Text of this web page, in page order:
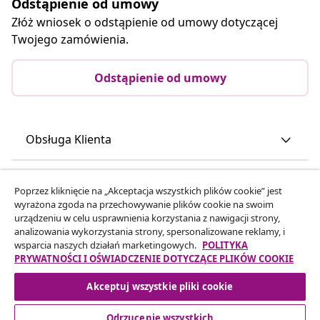
Odstąpienie od umowy
Złóż wniosek o odstąpienie od umowy dotyczącej
Twojego zamówienia.
Odstąpienie od umowy
Obsługa Klienta
vidaXL
Odkryj więcej
Poprzez kliknięcie na „Akceptacja wszystkich plików cookie” jest
wyrażona zgoda na przechowywanie plików cookie na swoim
urządzeniu w celu usprawnienia korzystania z nawigacji strony,
analizowania wykorzystania strony, spersonalizowane reklamy, i
wsparcia naszych działań marketingowych. POLITYKA
PRYWATNOŚCI I OŚWIADCZENIE DOTYCZĄCE PLIKÓW COOKIE
Akceptuj wszystkie pliki cookie